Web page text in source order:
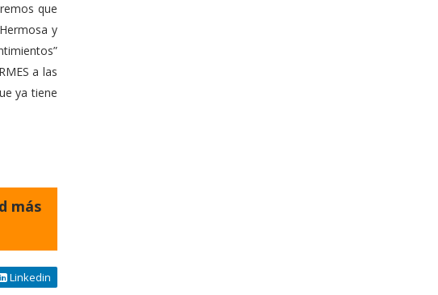
que
y
a las
ya tiene
más
Linkedin